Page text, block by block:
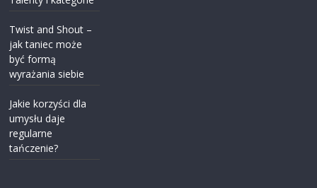
Twist and Shout –
jak taniec może
być formą
wyrażania siebie
Jakie korzyści dla
umysłu daje
regularne
tańczenie?